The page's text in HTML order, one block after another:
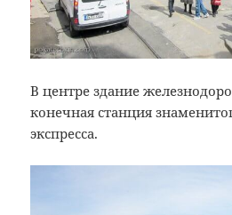
В центре здание
конечная станция
экспресса.